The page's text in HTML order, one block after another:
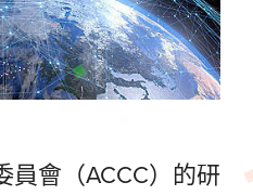
員會（ACCC）的研